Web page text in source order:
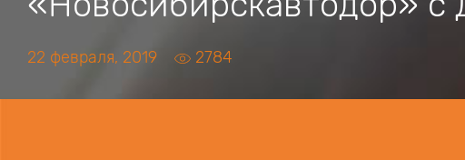
22 февраля, 2019 2784